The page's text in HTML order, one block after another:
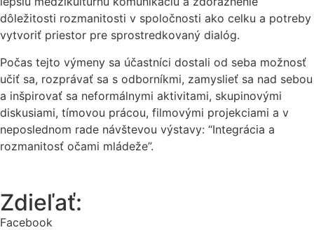
dôležitosti rozmanitosti v spoločnosti ako celku a potreby
vytvoriť priestor pre sprostredkovaný dialóg.
Počas tejto výmeny sa účastníci dostali od seba možnosť
učiť sa, rozprávať sa s odborníkmi, zamyslieť sa nad sebou
a inšpirovať sa neformálnymi aktivitami, skupinovými
diskusiami, tímovou prácou, filmovými projekciami a v
neposlednom rade návštevou výstavy: “Integrácia a
rozmanitosť očami mládeže”.
Zdieľať:
Facebook